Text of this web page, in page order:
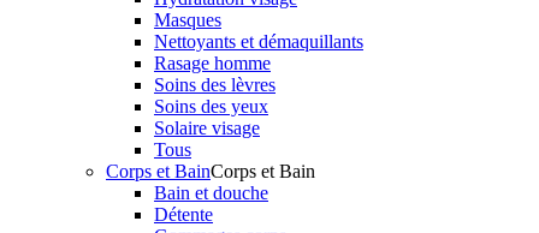
Masques
Nettoyants et démaquillants
Rasage homme
Soins des lèvres
Soins des yeux
Solaire visage
Tous
Corps et BainCorps et Bain
Bain et douche
Détente